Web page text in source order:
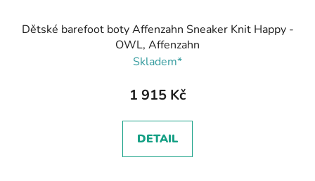
Dětské barefoot boty Affenzahn Sneaker Knit Happy -
OWL, Affenzahn
Skladem*
1 915 Kč
DETAIL